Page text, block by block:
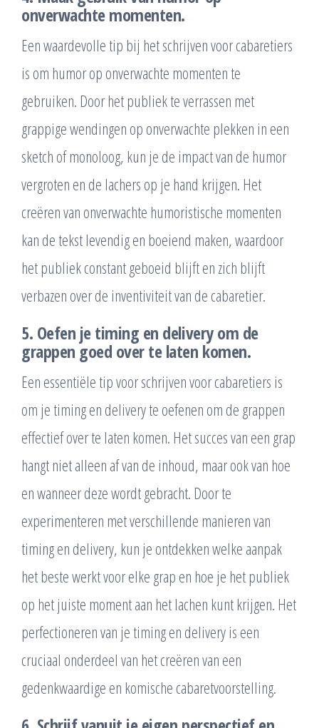
onverwachte momenten.
Een waardevolle tip bij het schrijven voor cabaretiers
is om humor op onverwachte momenten te
gebruiken. Door het publiek te verrassen met
grappige wendingen op onverwachte plekken in een
sketch of monoloog, kun je de impact van de humor
vergroten en de lachers op je hand krijgen. Het
creëren van onverwachte humoristische momenten
kan de tekst levendig en boeiend maken, waardoor
het publiek constant geboeid blijft en zich blijft
verbazen over de inventiviteit van de cabaretier.
5. Oefen je timing en delivery om de
grappen goed over te laten komen.
Een essentiële tip voor schrijven voor cabaretiers is
om je timing en delivery te oefenen om de grappen
effectief over te laten komen. Het succes van een grap
hangt niet alleen af van de inhoud, maar ook van hoe
en wanneer deze wordt gebracht. Door te
experimenteren met verschillende manieren van
timing en delivery, kun je ontdekken welke aanpak
het beste werkt voor elke grap en hoe je het publiek
op het juiste moment aan het lachen kunt krijgen. Het
perfectioneren van je timing en delivery is een
cruciaal onderdeel van het creëren van een
gedenkwaardige en komische cabaretvoorstelling.